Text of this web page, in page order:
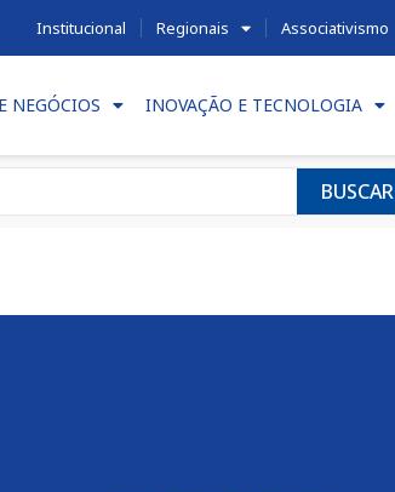
Institucional Regionais Associativismo
NEGÓCIOS INOVAÇÃO E TECNOLOGIA
BUSCAR